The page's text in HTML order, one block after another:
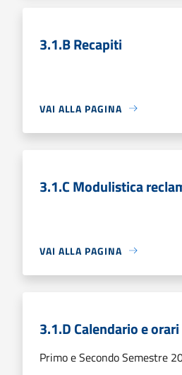
3.1.B Recapiti
VAI ALLA PAGINA
3.1.C Modulistica
VAI ALLA PAGINA
3.1.D Calendario e
Primo e Secondo Semestre